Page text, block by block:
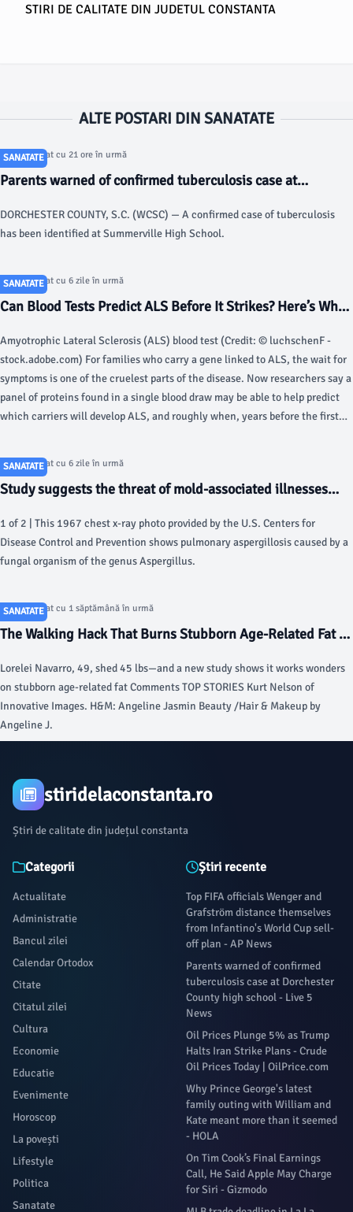
STIRI DE CALITATE DIN JUDETUL CONSTANTA
ALTE POSTARI DIN SANATATE
SANATATE
Articol postat cu 21 ore în urmă
Parents warned of confirmed tuberculosis case at
DORCHESTER COUNTY, S.C. (WCSC) — A confirmed case of tuberculosis
has been identified at Summerville High School.
SANATATE
Articol postat cu 6 zile în urmă
Can Blood Tests Predict ALS Before It Strikes? Here’s What
Amyotrophic Lateral Sclerosis (ALS) blood test (Credit: © luchschenF -
stock.adobe.com) For families who carry a gene linked to ALS, the wait for
symptoms is one of the cruelest parts of the disease. Now researchers say a
panel of proteins found in a single blood draw may be able to help predict
which carriers will develop ALS, and roughly when, years before the first
SANATATE
Articol postat cu 6 zile în urmă
Study suggests the threat of mold-associated illnesses
1 of 2 | This 1967 chest x-ray photo provided by the U.S. Centers for
Disease Control and Prevention shows pulmonary aspergillosis caused by a
fungal organism of the genus Aspergillus.
SANATATE
Articol postat cu 1 săptămână în urmă
The Walking Hack That Burns Stubborn Age-Related Fat At
Lorelei Navarro, 49, shed 45 lbs—and a new study shows it works wonders
on stubborn age-related fat Comments TOP STORIES Kurt Nelson of
Innovative Images. H&M: Angeline Jasmin Beauty /Hair & Makeup by
Angeline J.
stiridelaconstanta.ro
Știri de calitate din județul constanta
Categorii
Actualitate
Administratie
Bancul zilei
Calendar Ortodox
Citate
Citatul zilei
Cultura
Economie
Educatie
Evenimente
Horoscop
La povești
Lifestyle
Politica
Sanatate
Știri recente
Top FIFA officials Wenger and
Grafström distance themselves
from Infantino's World Cup sell-
off plan - AP News
Parents warned of confirmed
tuberculosis case at Dorchester
County high school - Live 5
News
Oil Prices Plunge 5% as Trump
Halts Iran Strike Plans - Crude
Oil Prices Today | OilPrice.com
Why Prince George's latest
family outing with William and
Kate meant more than it seemed
- HOLA
On Tim Cook’s Final Earnings
Call, He Said Apple May Charge
for Siri - Gizmodo